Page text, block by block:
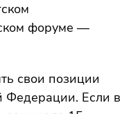
форуме —
свои позиции
Федерации. Если в